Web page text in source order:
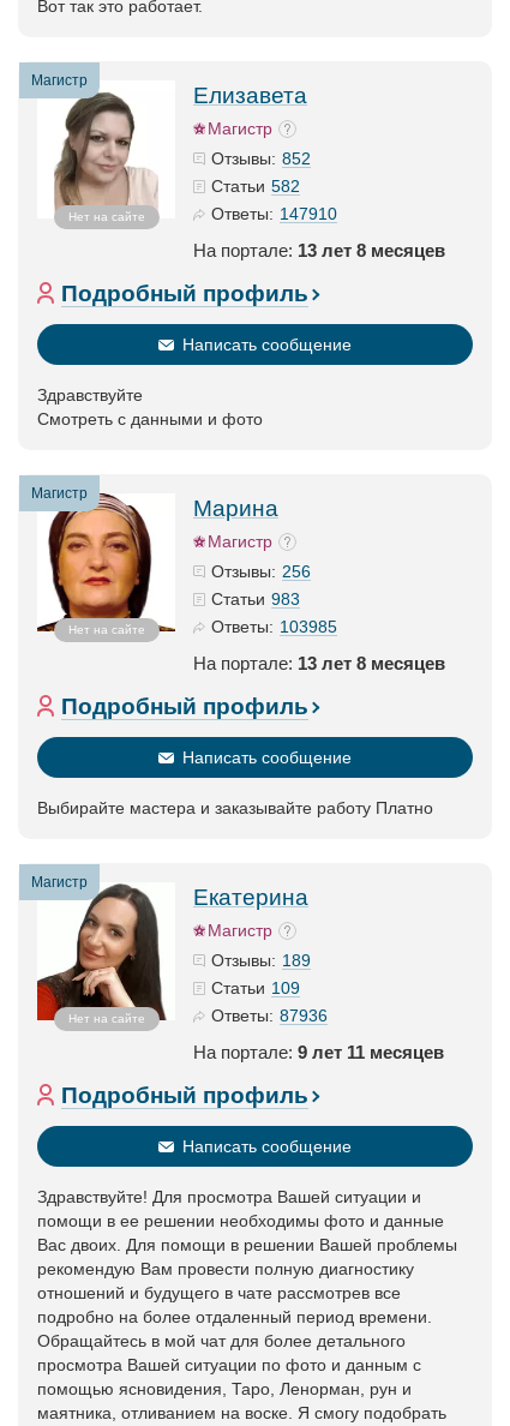
Вот так это работает.
Магистр
Нет на сайте
Елизавета
Магистр
Отзывы: 852
Статьи 582
Ответы: 147910
На портале: 13 лет 8 месяцев
Подробный профиль
Написать сообщение
Здравствуйте
Смотреть с данными и фото
Магистр
Нет на сайте
Марина
Магистр
Отзывы: 256
Статьи 983
Ответы: 103985
На портале: 13 лет 8 месяцев
Подробный профиль
Написать сообщение
Выбирайте мастера и заказывайте работу Платно
Магистр
Нет на сайте
Екатерина
Магистр
Отзывы: 189
Статьи 109
Ответы: 87936
На портале: 9 лет 11 месяцев
Подробный профиль
Написать сообщение
Здравствуйте! Для просмотра Вашей ситуации и
помощи в ее решении необходимы фото и данные
Вас двоих. Для помощи в решении Вашей проблемы
рекомендую Вам провести полную диагностику
отношений и будущего в чате рассмотрев все
подробно на более отдаленный период времени.
Обращайтесь в мой чат для более детального
просмотра Вашей ситуации по фото и данным с
помощью ясновидения, Таро, Ленорман, рун и
маятника, отливанием на воске. Я смогу подобрать